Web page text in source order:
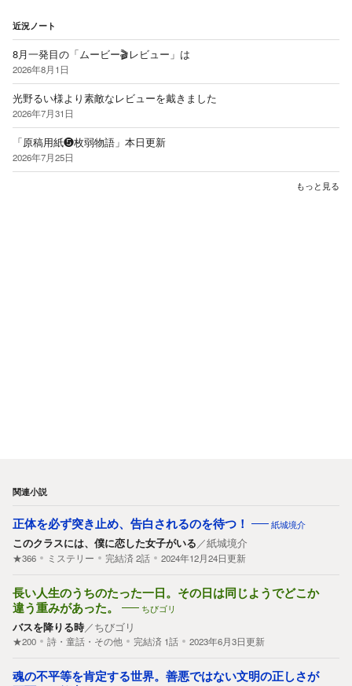
近況ノート
8月一発目の「ムービー🎬レビュー」は
2026年8月1日
光野るい様より素敵なレビューを戴きました
2026年7月31日
「原稿用紙❺枚弱物語」本日更新
2026年7月25日
もっと見る
関連小説
正体を必ず突き止め、告白されるのを待つ！ 紙城境介
このクラスには、僕に恋した女子がいる／紙城境介
★366 ミステリー 完結済2話 2024年12月24日更新
長い人生のうちのたった一日。その日は同じようでどこか
違う重みがあった。
ちびゴリ
バスを降りる時／ちびゴリ
★200 詩・童話・その他 完結済 1話 2023年6月3日更新
魂の不平等を肯定する世界。善悪ではない文明の正しさが